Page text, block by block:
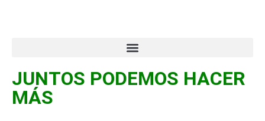
JUNTOS PODEMOS HACER
MÁS